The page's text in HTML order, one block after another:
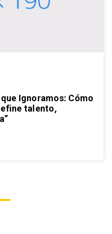
Ignoramos: Cómo
talento,